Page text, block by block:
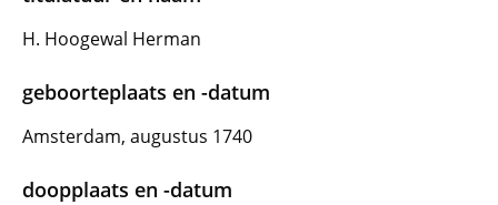
H. Hoogewal Herman
geboorteplaats en -datum
Amsterdam, augustus 1740
doopplaats en -datum